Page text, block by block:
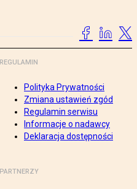
REGULAMIN
Polityka Prywatności
Zmiana ustawień zgód
Regulamin serwisu
Informacje o nadawcy
Deklaracja dostępności
PARTNERZY